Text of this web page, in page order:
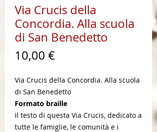
Via Crucis della
Concordia. Alla scuola
di San Benedetto
10,00 €Prezzo
Via Crucis della Concordia. Alla scuola
di San Benedetto
Formato braille
Il testo di questa Via Crucis, dedicato a
tutte le famiglie, le comunità e i